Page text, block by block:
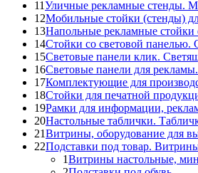
11Уличные рекламные стенды.
12Мобильные стойки (стенды)
13Напольные рекламные стойки
14Стойки со световой панелью.
15Световые панели клик.
16Световые панели для
17Комплектующие для
18Стойки для печатной
19Рамки для информации,
20Настольные таблички.
21Витрины, оборудование для
22Подставки под товар.
1Витрины настольные,